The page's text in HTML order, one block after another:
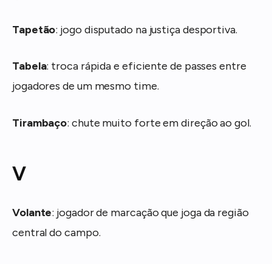
Tapetão: jogo disputado na justiça desportiva.
Tabela: troca rápida e eficiente de passes entre
jogadores de um mesmo time.
Tirambaço: chute muito forte em direção ao gol.
V
Volante: jogador de marcação que joga da região
central do campo.